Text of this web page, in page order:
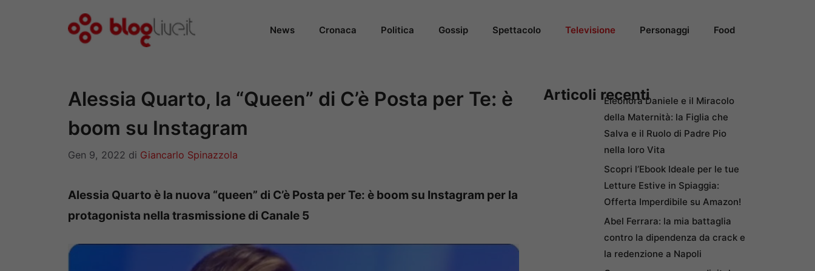
News Cronaca Politica Gossip Spettacolo Televisione Personaggi Food
Alessia Quarto, la “Queen” di C’è Posta per Te: è
boom su Instagram
Gen 9, 2022 di Giancarlo Spinazzola
Alessia Quarto è la nuova “queen” di C’è Posta per Te: è boom su Instagram per la
protagonista nella trasmissione di Canale 5
Articoli recentiEleonora Daniele e il Miracolo
della Maternità: la Figlia che
Salva e il Ruolo di Padre Pio
nella loro Vita
Scopri l’Ebook Ideale per le tue
Letture Estive in Spiaggia:
Offerta Imperdibile su Amazon!
Abel Ferrara: la mia battaglia
contro la dipendenza da crack e
la redenzione a Napoli